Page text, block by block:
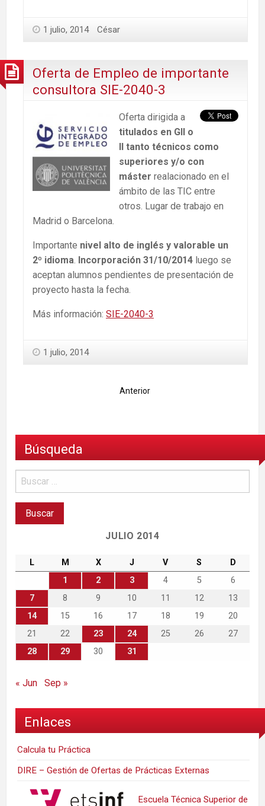
1 julio, 2014 César
Oferta de Empleo de importante
consultora SIE-2040-3
Oferta dirigida a
titulados en GII o
II tanto técnicos como
superiores y/o con
máster realacionado en el
ámbito de las TIC entre
otros. Lugar de trabajo en
Madrid o Barcelona.
Importante nivel alto de inglés y valorable un
2º idioma. Incorporación 31/10/2014 luego se
aceptan alumnos pendientes de presentación de
proyecto hasta la fecha.
Más información: SIE-2040-3
1 julio, 2014
Anterior
Búsqueda
JULIO 2014
L M X J V S
D
1
2 3 4 5
6
7
8 9 10 11 12
13
14
15 16 17 18 19
20
21
22 23 24 25 26
27
28
29 30 31
« Jun Sep »
Enlaces
Calcula tu Práctica
DIRE – Gestión de Ofertas de Prácticas Externas
Escuela Técnica Superior de